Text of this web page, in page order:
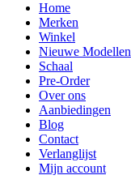
Home
Merken
Winkel
Nieuwe Modellen
Schaal
Pre-Order
Over ons
Aanbiedingen
Blog
Contact
Verlanglijst
Mijn account